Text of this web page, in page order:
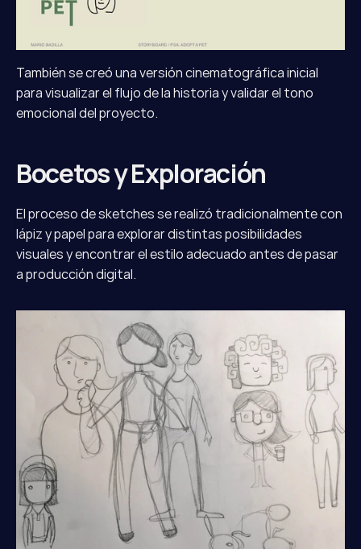
También se creó una versión cinematográfica inicial
para visualizar el flujo de la historia y validar el tono
emocional del proyecto.
Bocetos y Exploración
El proceso de sketches se realizó tradicionalmente con
lápiz y papel para explorar distintas posibilidades
visuales y encontrar el estilo adecuado antes de pasar
a producción digital.